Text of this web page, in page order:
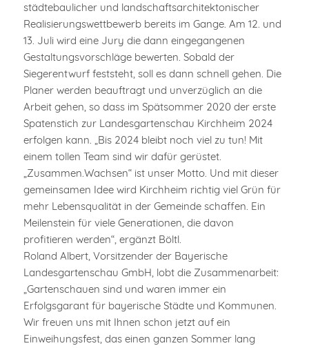
städtebaulicher und landschaftsarchitektonischer
Realisierungswettbewerb bereits im Gange. Am 12. und
13. Juli wird eine Jury die dann eingegangenen
Gestaltungsvorschläge bewerten. Sobald der
Siegerentwurf feststeht, soll es dann schnell gehen. Die
Planer werden beauftragt und unverzüglich an die
Arbeit gehen, so dass im Spätsommer 2020 der erste
Spatenstich zur Landesgartenschau Kirchheim 2024
erfolgen kann. „Bis 2024 bleibt noch viel zu tun! Mit
einem tollen Team sind wir dafür gerüstet.
„Zusammen.Wachsen“ ist unser Motto. Und mit dieser
gemeinsamen Idee wird Kirchheim richtig viel Grün für
mehr Lebensqualität in der Gemeinde schaffen. Ein
Meilenstein für viele Generationen, die davon
profitieren werden“, ergänzt Böltl.
Roland Albert, Vorsitzender der Bayerische
Landesgartenschau GmbH, lobt die Zusammenarbeit:
„Gartenschauen sind und waren immer ein
Erfolgsgarant für bayerische Städte und Kommunen.
Wir freuen uns mit Ihnen schon jetzt auf ein
Einweihungsfest, das einen ganzen Sommer lang